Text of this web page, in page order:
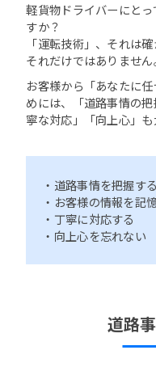
軽貨物ドライバーにと
すか？
「運転技術」、それは
それだけではありません
お客様から「あなたに
めには、「道路事情の
寧な対応」「向上心」も
・道路事情を把握する
・お客様の情報を記
・丁寧に対応する
・向上心を忘れない
道路